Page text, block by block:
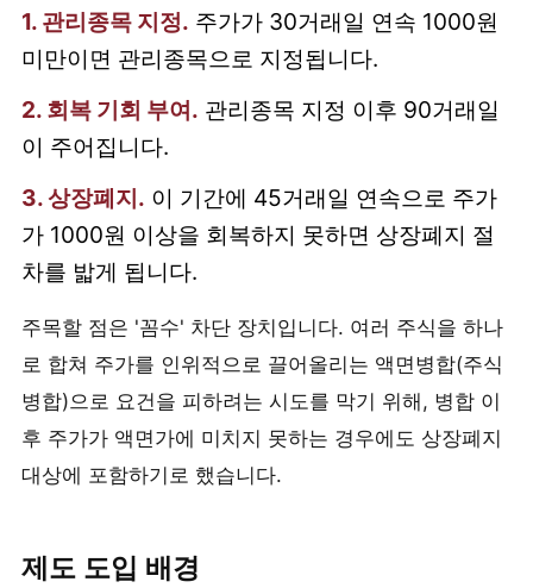
1. 관리종목 지정. 주가가 30거래일 연속 1000원
미만이면 관리종목으로 지정됩니다.
2. 회복 기회 부여. 관리종목 지정 이후 90거래일
이 주어집니다.
3. 상장폐지. 이 기간에 45거래일 연속으로 주가
가 1000원 이상을 회복하지 못하면 상장폐지 절
차를 밟게 됩니다.
주목할 점은 '꼼수' 차단 장치입니다. 여러 주식을 하나
로 합쳐 주가를 인위적으로 끌어올리는 액면병합(주식
병합)으로 요건을 피하려는 시도를 막기 위해, 병합 이
후 주가가 액면가에 미치지 못하는 경우에도 상장폐지
대상에 포함하기로 했습니다.
제도 도입 배경